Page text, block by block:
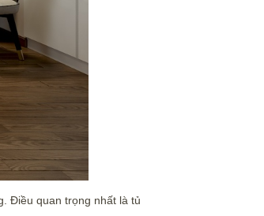
Điều quan trọng nhất là tủ